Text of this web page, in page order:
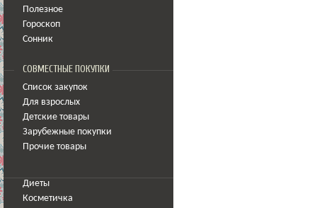
Полезное
Гороскоп
Сонник
СОВМЕСТНЫЕ ПОКУПКИ
Список закупок
Для взрослых
Детские товары
Зарубежные покупки
Прочие товары
Диеты
Косметичка